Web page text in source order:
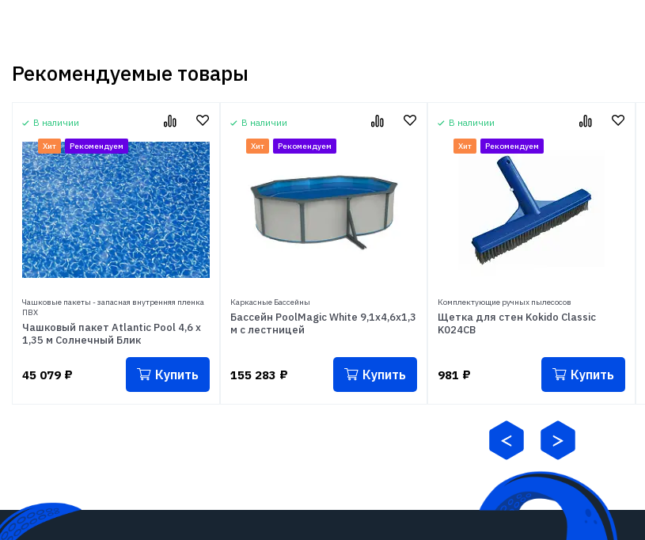
Рекомендуемые товары
В наличии
Хит Рекомендуем
Чашковые пакеты - запасная внутренняя пленка
ПВХ
Чашковый пакет Atlantic Pool 4,6 х
1,35 м Солнечный Блик
45 079 ₽ Купить
В наличии
Хит Рекомендуем
Каркасные Бассейны
Бассейн PoolMagic White 9,1x4,6x1,3
м с лестницей
155 283 ₽ Купить
В наличии
Хит Рекомендуем
Комплектующие ручных пылесосов
Щетка для стен Kokido Classic
K024CB
981 ₽ Купить